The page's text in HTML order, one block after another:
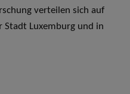
verteilen sich auf
Stadt Luxemburg und in